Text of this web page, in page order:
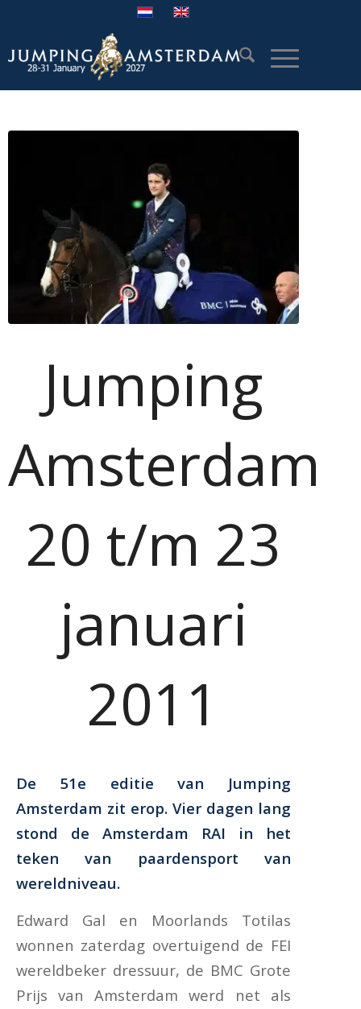
Jumping
Amsterdam
20 t/m 23
januari
2011
De 51e editie van Jumping
Amsterdam zit erop. Vier dagen lang
stond de Amsterdam RAI in het
teken van paardensport van
wereldniveau.
Edward Gal en Moorlands Totilas
wonnen zaterdag overtuigend de FEI
wereldbeker dressuur, de BMC Grote
Prijs van Amsterdam werd net als